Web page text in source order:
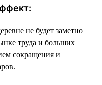
не будет заметно
труда и больших
сокращения и